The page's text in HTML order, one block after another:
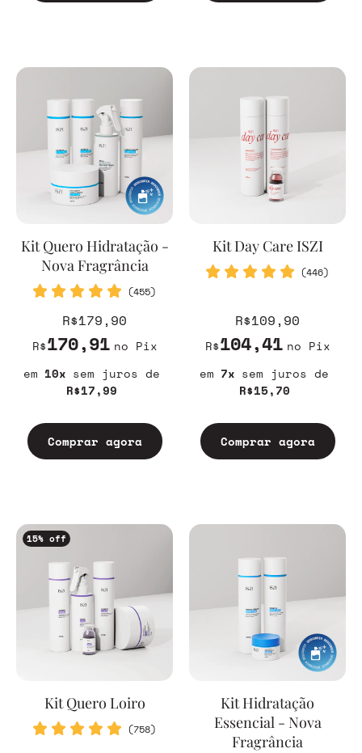
Kit Quero Hidratação -
Nova Fragrância
(455)
R$179,90
R$170,91 no Pix
10
R$17,99
sem juros
Comprar agora
Kit Day Care ISZI
(446)
R$109,90
R$104,41 no Pix
7
R$15,70
sem juros
Comprar agora
15% off
Kit Quero Loiro
(758)
Kit Hidratação
Essencial - Nova
Fragrância